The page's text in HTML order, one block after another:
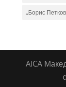
„Борис
AICA